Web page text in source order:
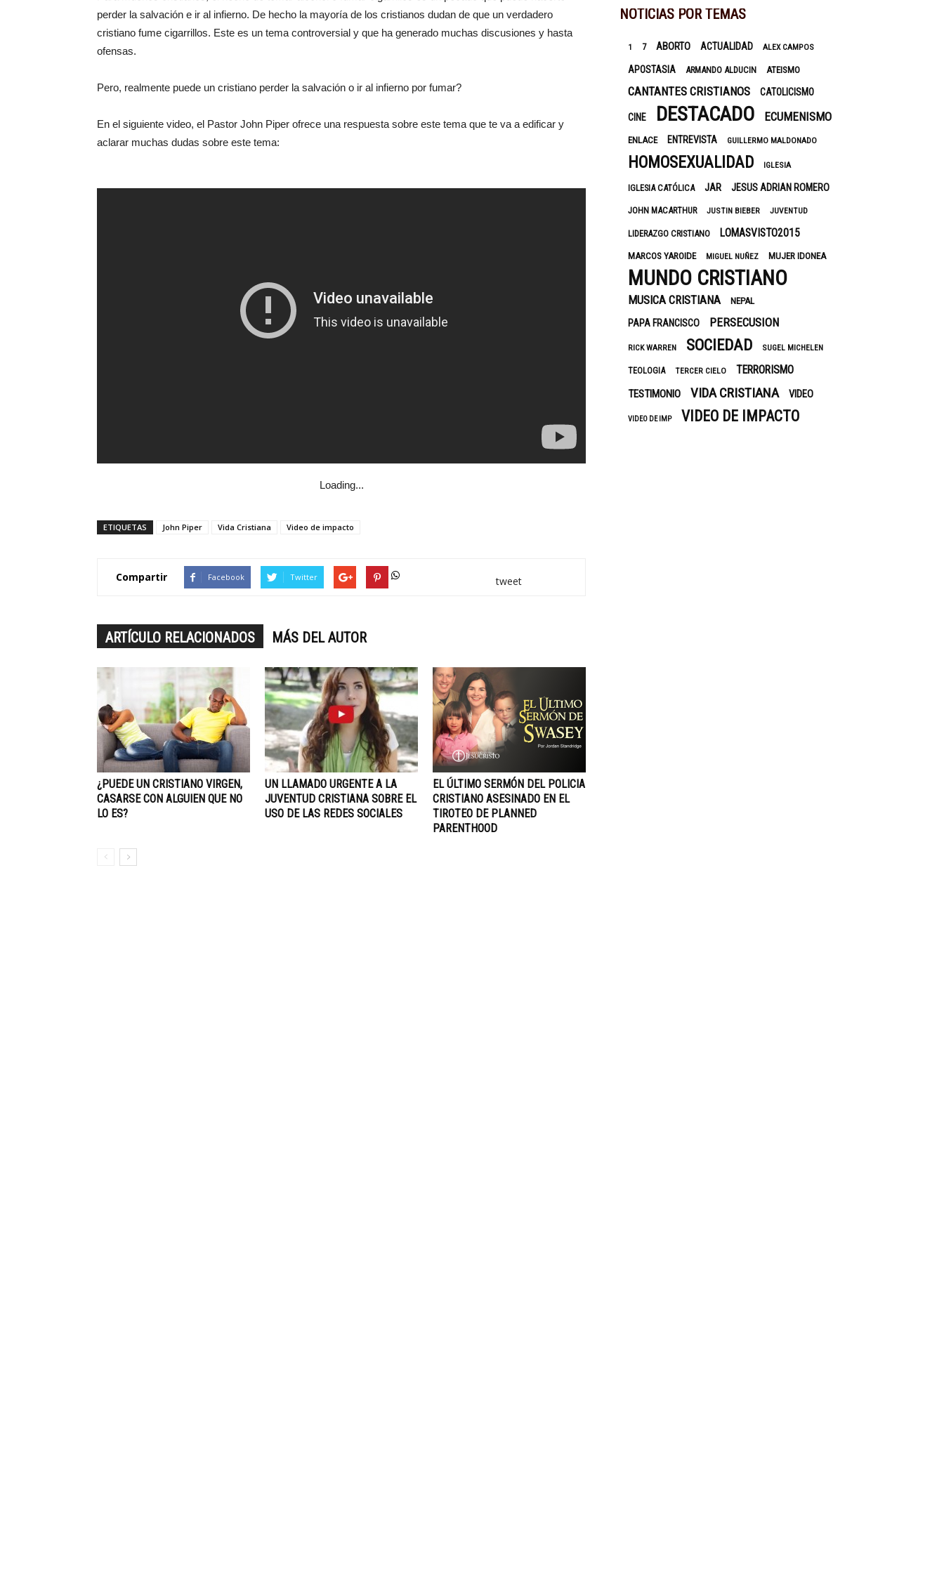
perder la salvación e ir al infierno. De hecho la mayoría de los cristianos dudan de que un verdadero
cristiano fume cigarrillos. Este es un tema controversial y que ha generado muchas discusiones y hasta
ofensas.
Pero, realmente puede un cristiano perder la salvación o ir al infierno por fumar?
En el siguiente video, el Pastor John Piper ofrece una respuesta sobre este tema que te va a edificar y
aclarar muchas dudas sobre este tema:
Loading...
ETIQUETAS John Piper Vida Cristiana Video de impacto
Compartir Facebook Twitter tweet
ARTÍCULO RELACIONADOS MÁS DEL AUTOR
¿PUEDE UN CRISTIANO VIRGEN,
CASARSE CON ALGUIEN QUE NO
LO ES?
UN LLAMADO URGENTE A LA
JUVENTUD CRISTIANA SOBRE EL
USO DE LAS REDES SOCIALES
EL ÚLTIMO SERMÓN DEL POLICIA
CRISTIANO ASESINADO EN EL
TIROTEO DE PLANNED
PARENTHOOD
NOTICIAS POR TEMAS
1 7 ABORTO ACTUALIDAD ALEX CAMPOS
APOSTASIA ARMANDO ALDUCIN ATEISMO
CANTANTES CRISTIANOS CATOLICISMO
CINE DESTACADO ECUMENISMO
ENLACE ENTREVISTA GUILLERMO MALDONADO
HOMOSEXUALIDAD IGLESIA
IGLESIA CATÓLICA JAR JESUS ADRIAN ROMERO
JOHN MACARTHUR JUSTIN BIEBER JUVENTUD
LIDERAZGO CRISTIANO LOMASVISTO2015
MARCOS YAROIDE MIGUEL NUÑEZ MUJER IDONEA
MUNDO CRISTIANO
MUSICA CRISTIANA NEPAL
PAPA FRANCISCO PERSECUSION
RICK WARREN SOCIEDAD SUGEL MICHELEN
TEOLOGIA TERCER CIELO TERRORISMO
TESTIMONIO VIDA CRISTIANA VIDEO
VIDEO DE IMP VIDEO DE IMPACTO